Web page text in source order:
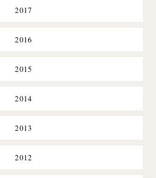
2017
2016
2015
2014
2013
2012